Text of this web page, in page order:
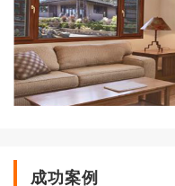
成功案例